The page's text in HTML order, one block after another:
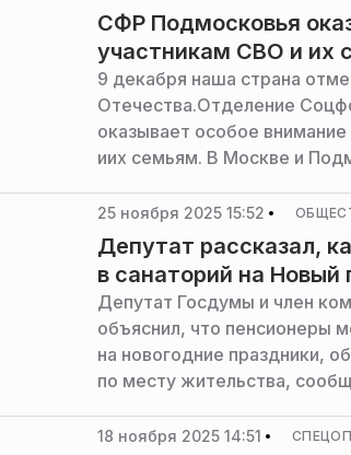
СФР Подмосковья
участникам СВО и их
9 декабря наша страна
Отечества.Отделение
оказывает особое
иих семьям. В Москве и
при назначении пенсии,
технические средства
реабилитации и
этом сообщает пресс-
25 ноября 2025 15:52
Депутат рассказал,
в санаторий на Новый
Депутат Госдумы и член
объяснил, что пенсионеры
на новогодние праздники,
по месту жительства,
18 ноября 2025 14:51